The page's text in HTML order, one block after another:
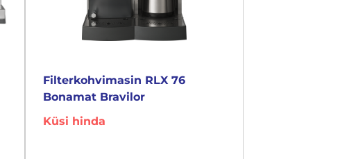
Filterkohvimasin RLX 76
Bonamat Bravilor
Küsi hinda